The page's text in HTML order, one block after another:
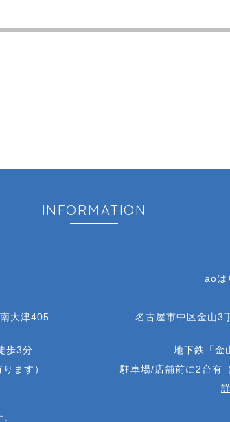
INFORMATION
大津405
歩3分
ます）
aoは
名古屋市中区金山3
地下鉄「金
駐車場/店舗前に2台有